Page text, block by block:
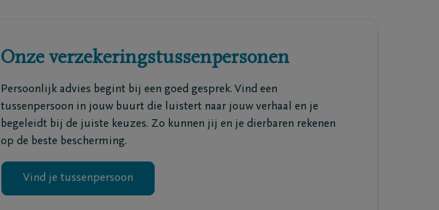
Onze verzekeringstussenpersonen
Persoonlijk advies begint bij een goed gesprek. Vind een
tussenpersoon in jouw buurt die luistert naar jouw verhaal en je
begeleidt bij de juiste keuzes. Zo kunnen jij en je dierbaren rekenen
op de beste bescherming.
Vind je tussenpersoon